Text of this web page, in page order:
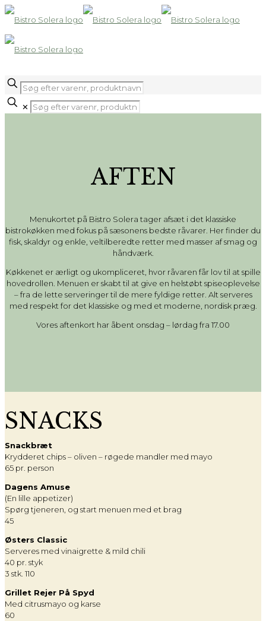
✕
AFTEN
Menukortet på Bistro Solera tager afsæt i det klassiske
bistrokøkken med fokus på sæsonens bedste råvarer. Her finder du
fisk, skaldyr og enkle, veltilberedte retter med masser af smag og
håndværk.
Køkkenet er ærligt og ukompliceret, hvor råvaren får lov til at spille
hovedrollen. Menuen er skabt til at give en helstøbt spiseoplevelse
– fra de lette serveringer til de mere fyldige retter. Alt serveres
med respekt for det klassiske og med et moderne, nordisk præg.
Vores aftenkort har åbent onsdag – lørdag fra 17.00
SNACKS
Snackbræt
Krydderet chips – oliven – røgede mandler med mayo
65 pr. person
Dagens Amuse
(En lille appetizer)
Spørg tjeneren, og start menuen med et brag
45
Østers Classic
Serveres med vinaigrette & mild chili
40 pr. styk
3 stk. 110
Grillet Rejer På Spyd
Med citrusmayo og karse
60